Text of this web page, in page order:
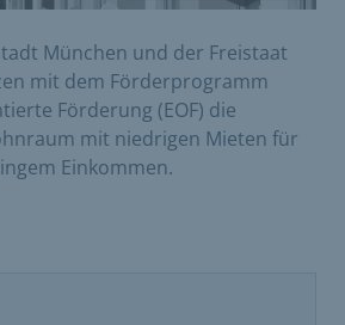
München und der Freistaat
mit dem Förderprogramm
Förderung (EOF) die
mit niedrigen Mieten für
Einkommen.